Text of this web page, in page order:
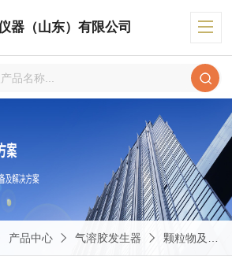
器（山东）有限公司
产品中心 气溶胶发生器 颗粒物及气溶胶发生器